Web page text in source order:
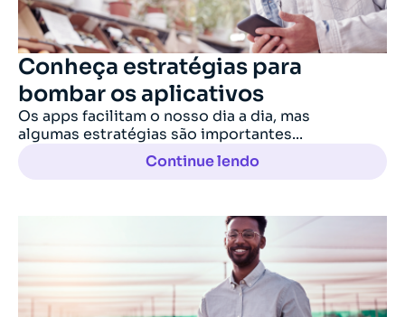
Conheça estratégias para
bombar os aplicativos
Os apps facilitam o nosso dia a dia, mas
algumas estratégias são importantes...
Continue lendo